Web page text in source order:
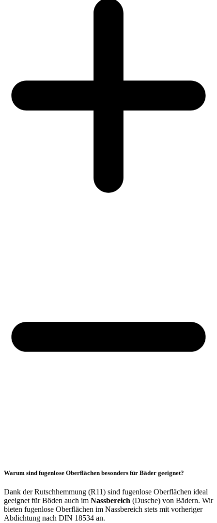
Warum sind fugenlose Oberflächen besonders für Bäder geeignet?
Dank der Rutschhemmung (R11) sind fugenlose Oberflächen ideal
geeignet für Böden auch im Nassbereich (Dusche) von Bädern. Wir
bieten fugenlose Oberflächen im Nassbereich stets mit vorheriger
Abdichtung nach DIN 18534 an.